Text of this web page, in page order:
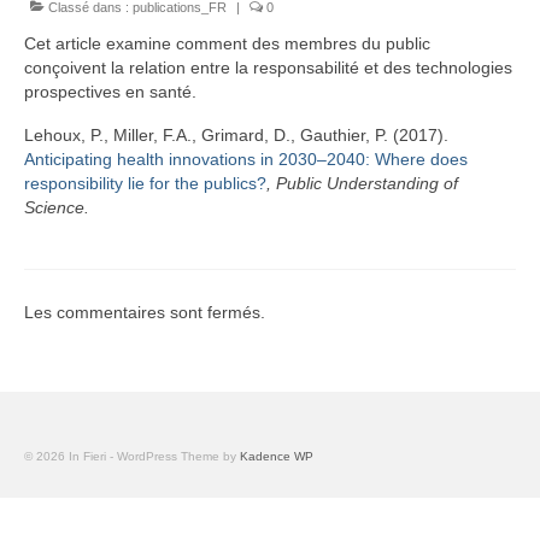
Équipe
Publications
English
Classé dans : publications_FR | 0
Cet article examine comment des membres du public
conçoivent la relation entre la responsabilité et des technologies
prospectives en santé.
Lehoux, P., Miller, F.A., Grimard, D., Gauthier, P. (2017).
Anticipating health innovations in 2030–2040: Where does
responsibility lie for the publics? , Public Understanding of
Science.
Les commentaires sont fermés.
© 2026 In Fieri - WordPress Theme by Kadence WP